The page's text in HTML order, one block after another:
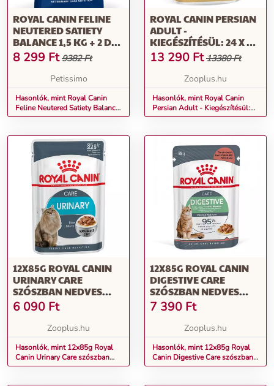
ROYAL CANIN FELINE
NEUTERED SATIETY
BALANCE 1,5 KG + 2 DB
ROYAL CANIN
NEUTERED BALANCE
ALUTASAKOS
8 299 Ft 9382 Ft
Petissimo
Hasonlók, mint Royal Canin
Feline Neutered Satiety Balance
1,5 kg + 2 db Royal Canin
ROYAL CANIN PERSIAN
ADULT -
KIEGÉSZÍTÉSÜL: 24 X 85
G ROYAL CANIN BREED
PERSIAN NEDVESTÁP
13 290 Ft 13380 Ft
Zooplus.hu
Hasonlók, mint Royal Canin
Persian Adult - Kiegészítésül:
24 x 85 g Royal Canin Breed
12X85G ROYAL CANIN
URINARY CARE
SZÓSZBAN NEDVES
MACSKATÁP
6 090 Ft
Zooplus.hu
Hasonlók, mint 12x85g Royal
Canin Urinary Care szószban
nedves macskatáp
12X85G ROYAL CANIN
DIGESTIVE CARE
SZÓSZBAN NEDVES
MACSKATÁP
7 390 Ft
Zooplus.hu
Hasonlók, mint 12x85g Royal
Canin Digestive Care szószban
nedves macskatáp